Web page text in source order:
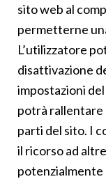
sito web al
permetterne
L’utilizzatore
disattivazione
impostazioni
potrà rallentare
parti del sito. I
il ricorso ad
potenzialmente